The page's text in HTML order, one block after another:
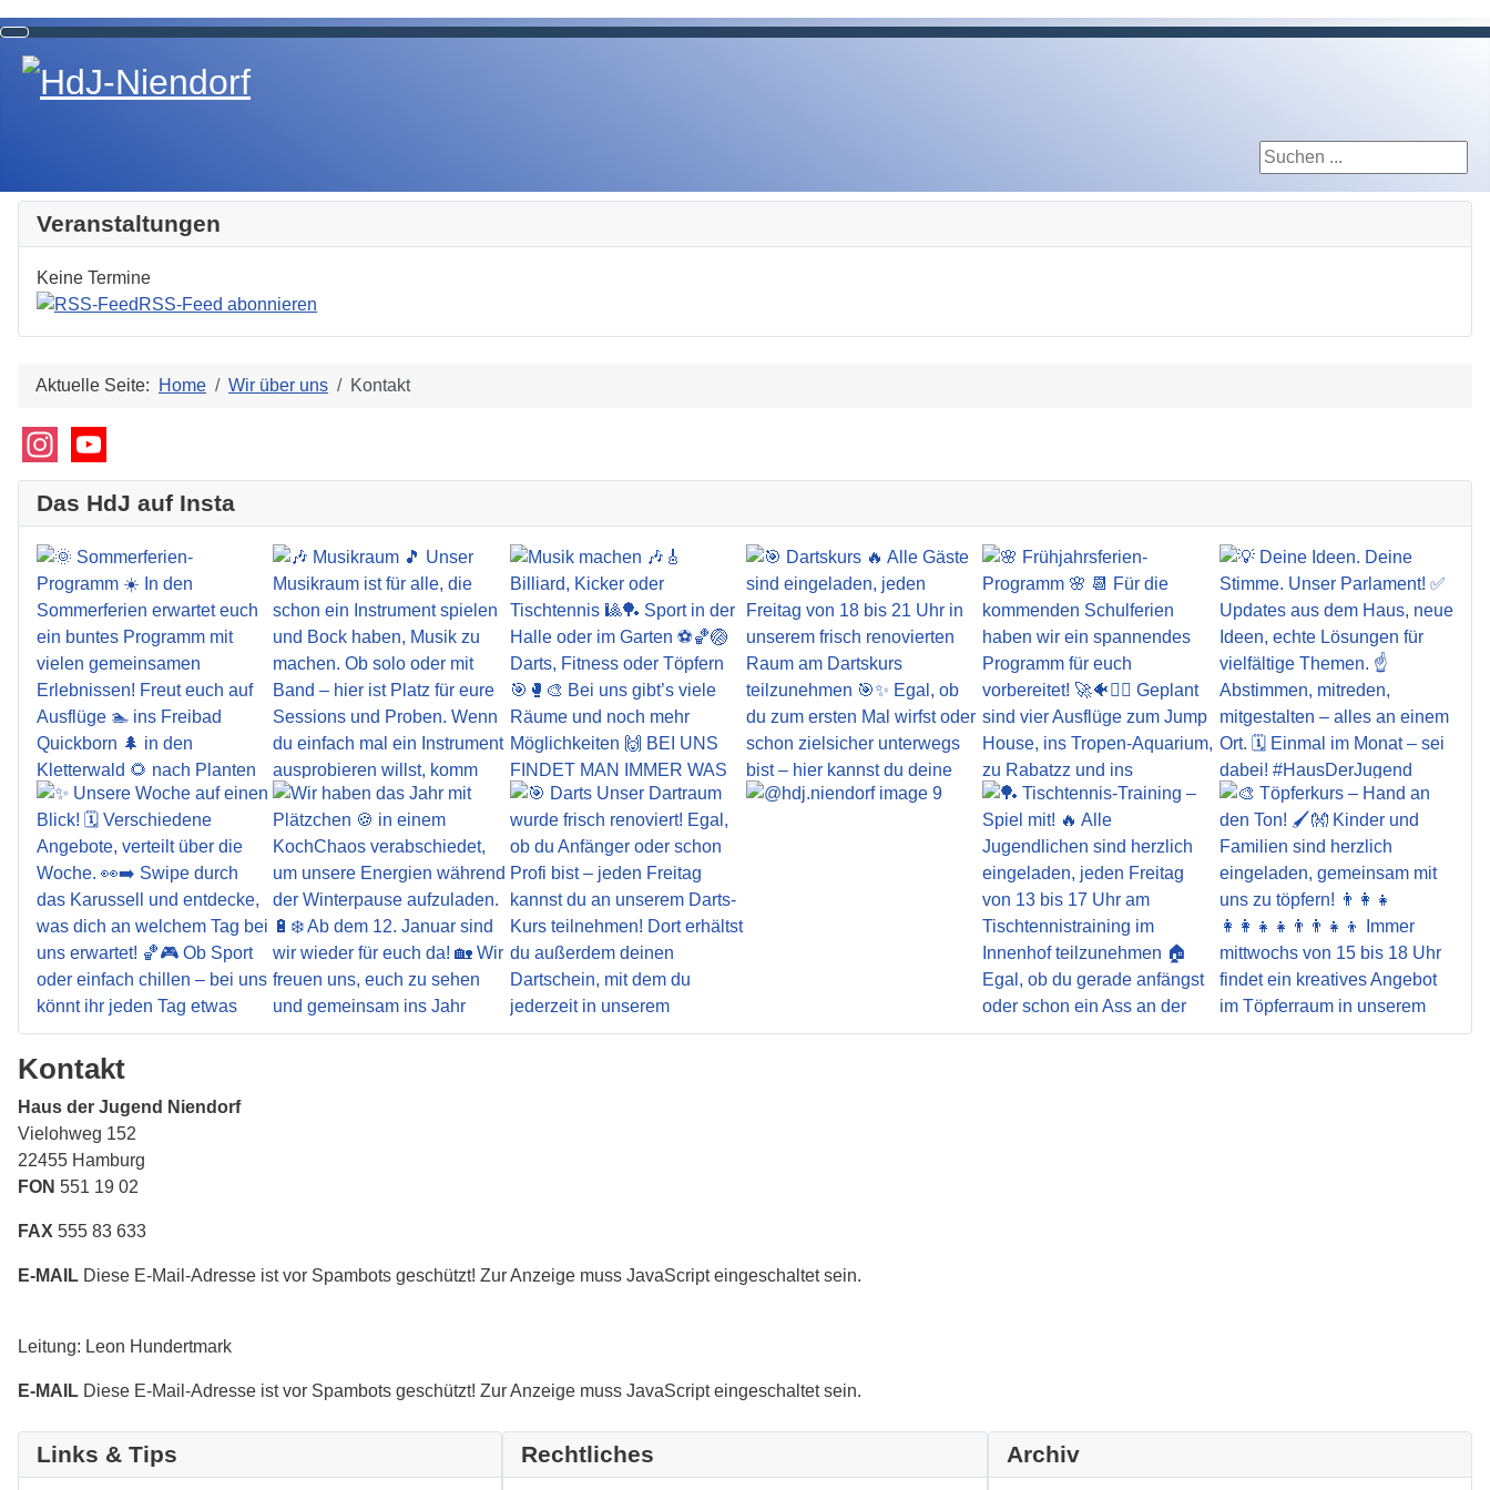
Suchen ...
Veranstaltungen
Keine Termine
RSS-Feed abonnieren
Aktuelle Seite: Home Wir über uns Kontakt
Instagram
YouTube
Das HdJ auf Insta
Kontakt
Haus der Jugend Niendorf
Vielohweg 152
22455 Hamburg
FON 551 19 02
FAX 555 83 633
E-MAIL Diese E-Mail-Adresse ist vor Spambots geschützt! Zur Anzeige muss JavaScript eingeschaltet sein.
Leitung: Leon Hundertmark
E-MAIL Diese E-Mail-Adresse ist vor Spambots geschützt! Zur Anzeige muss JavaScript eingeschaltet sein.
Links & Tips Rechtliches Archiv